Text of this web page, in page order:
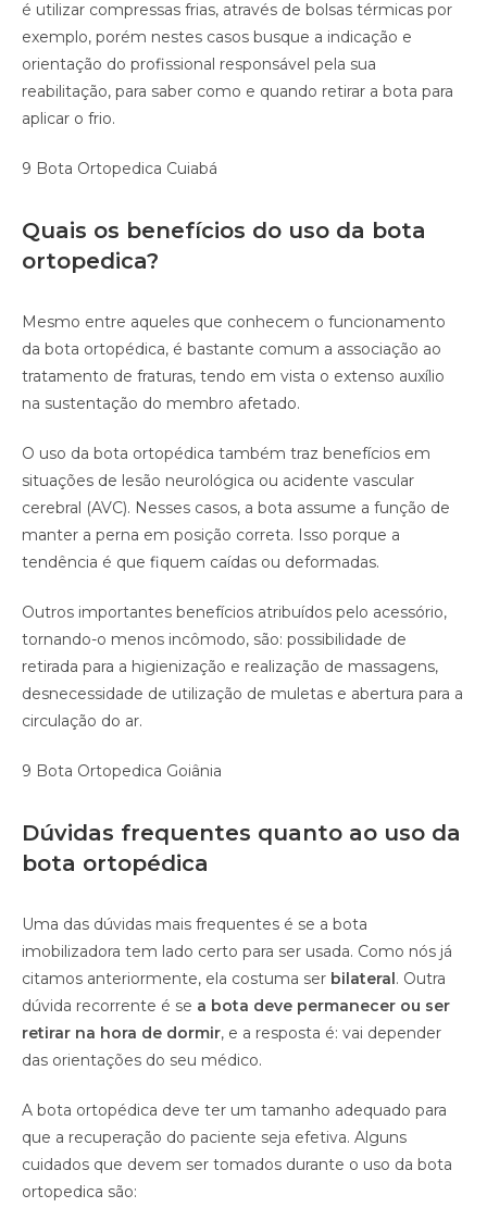
é utilizar compressas frias, através de bolsas térmicas por
exemplo, porém nestes casos busque a indicação e
orientação do profissional responsável pela sua
reabilitação, para saber como e quando retirar a bota para
aplicar o frio.
9 Bota Ortopedica Cuiabá
Quais os benefícios do uso da bota
ortopedica?
Mesmo entre aqueles que conhecem o funcionamento
da bota ortopédica, é bastante comum a associação ao
tratamento de fraturas, tendo em vista o extenso auxílio
na sustentação do membro afetado.
O uso da bota ortopédica também traz benefícios em
situações de lesão neurológica ou acidente vascular
cerebral (AVC). Nesses casos, a bota assume a função de
manter a perna em posição correta. Isso porque a
tendência é que fiquem caídas ou deformadas.
Outros importantes benefícios atribuídos pelo acessório,
tornando-o menos incômodo, são: possibilidade de
retirada para a higienização e realização de massagens,
desnecessidade de utilização de muletas e abertura para a
circulação do ar.
9 Bota Ortopedica Goiânia
Dúvidas frequentes quanto ao uso da
bota ortopédica
Uma das dúvidas mais frequentes é se a bota
imobilizadora tem lado certo para ser usada. Como nós já
citamos anteriormente, ela costuma ser bilateral. Outra
dúvida recorrente é se a bota deve permanecer ou ser
retirar na hora de dormir, e a resposta é: vai depender
das orientações do seu médico.
A bota ortopédica deve ter um tamanho adequado para
que a recuperação do paciente seja efetiva. Alguns
cuidados que devem ser tomados durante o uso da bota
ortopedica são: